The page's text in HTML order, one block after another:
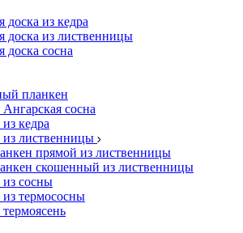
доска из кедра
доска из лиственницы
доска сосна
планкен
сосна
кедра
лиственницы
прямой из лиственницы
скошенный из лиственницы
сосны
термососны